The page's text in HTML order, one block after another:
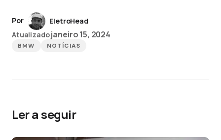
Por
EletroHead
Atualizadojaneiro 15, 2024
BMW NOTÍCIAS
Ler a seguir